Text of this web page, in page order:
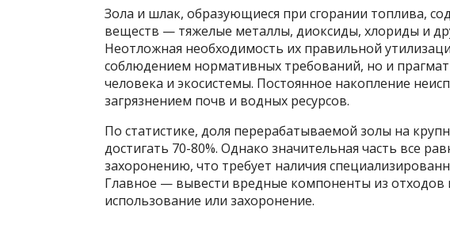
Зола и шлак, образующиеся при сгорании топлива,
веществ — тяжелые металлы, диоксиды, хлориды и
Неотложная необходимость их правильной
соблюдением нормативных требований, но и
человека и экосистемы. Постоянное накопление
загрязнением почв и водных ресурсов.
По статистике, доля перерабатываемой золы на
достигать 70-80%. Однако значительная часть все
захоронению, что требует наличия
Главное — вывести вредные компоненты из отходов
использование или захоронение.